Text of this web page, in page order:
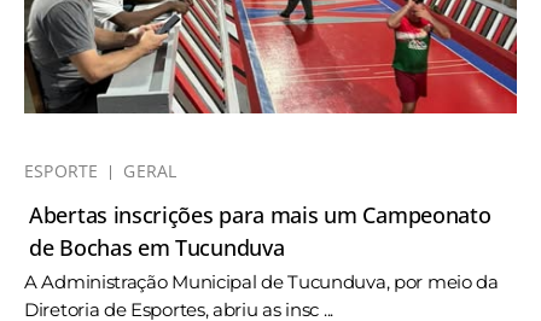
ESPORTE GERAL
Abertas inscrições para mais um Campeonato
de Bochas em Tucunduva
A Administração Municipal de Tucunduva, por meio da
Diretoria de Esportes, abriu as insc ...